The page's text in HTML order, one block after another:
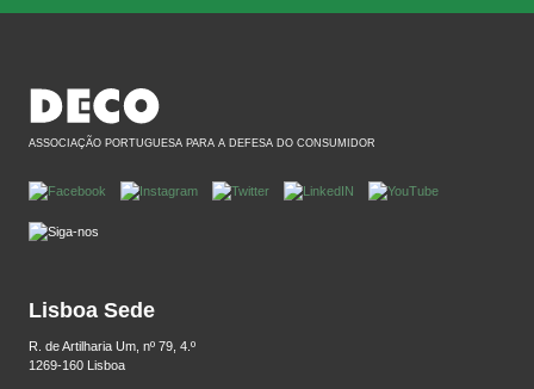
ASSOCIAÇÃO PORTUGUESA PARA A DEFESA DO CONSUMIDOR
Lisboa Sede
R. de Artilharia Um, nº 79, 4.º
1269-160 Lisboa